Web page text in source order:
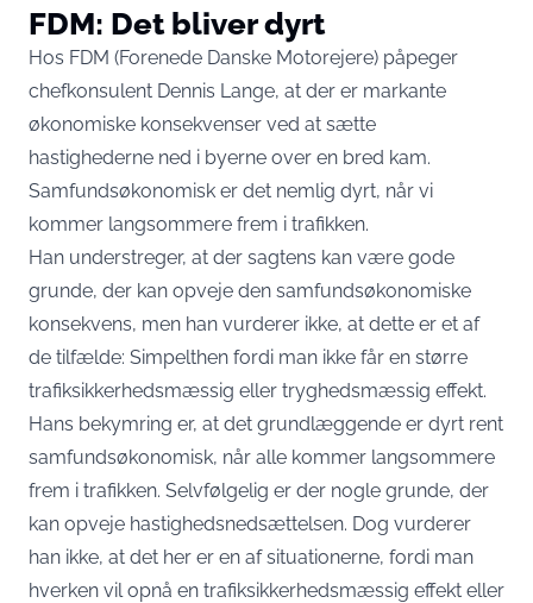
FDM: Det bliver dyrt
Hos FDM (Forenede Danske Motorejere) påpeger
chefkonsulent Dennis Lange, at der er markante
økonomiske konsekvenser ved at sætte
hastighederne ned i byerne over en bred kam.
Samfundsøkonomisk er det nemlig dyrt, når vi
kommer langsommere frem i trafikken.
Han understreger, at der sagtens kan være gode
grunde, der kan opveje den samfundsøkonomiske
konsekvens, men han vurderer ikke, at dette er et af
de tilfælde: Simpelthen fordi man ikke får en større
trafiksikkerhedsmæssig eller tryghedsmæssig effekt.
Hans bekymring er, at det grundlæggende er dyrt rent
samfundsøkonomisk, når alle kommer langsommere
frem i trafikken. Selvfølgelig er der nogle grunde, der
kan opveje hastighedsnedsættelsen. Dog vurderer
han ikke, at det her er en af situationerne, fordi man
hverken vil opnå en trafiksikkerhedsmæssig effekt eller